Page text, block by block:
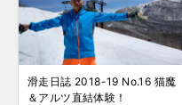
滑走日誌 2018-19 No.16 猫魔
＆アルツ直結体験！